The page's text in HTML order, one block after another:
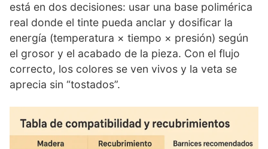
está en dos decisiones: usar una base polimérica
real donde el tinte pueda anclar y dosificar la
energía (temperatura × tiempo × presión) según
el grosor y el acabado de la pieza. Con el flujo
correcto, los colores se ven vivos y la veta se
aprecia sin “tostados”.